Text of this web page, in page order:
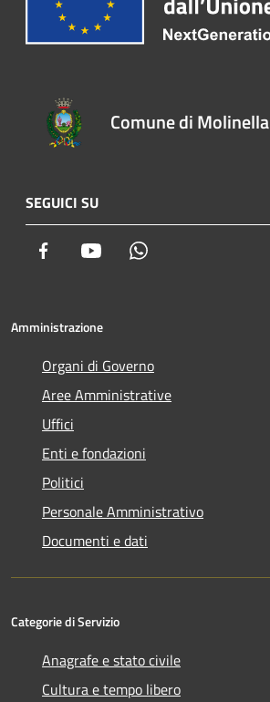
Comune di Molinella
SEGUICI SU
Facebook Youtube
Amministrazione
Organi di Governo
Aree Amministrative
Uffici
Enti e fondazioni
Politici
Personale Amministrativo
Documenti e dati
Categorie di Servizio
Anagrafe e stato civile
Cultura e tempo libero